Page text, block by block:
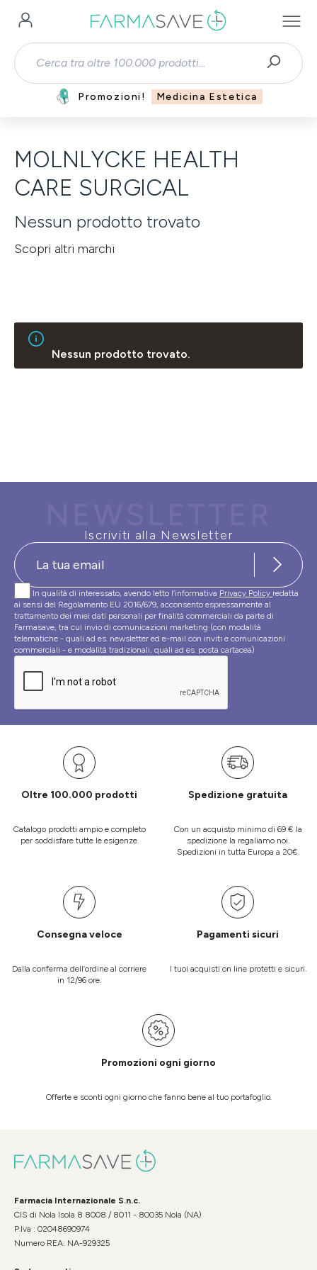
Passa al contenuto principale
Promozioni! Medicina Estetica
MOLNLYCKE HEALTH
CARE SURGICAL
Nessun prodotto trovato
Scopri altri marchi
Nessun prodotto trovato.
Iscriviti alla Newsletter
In qualità di interessato, avendo letto l’informativa Privacy Policy redatta
ai sensi del Regolamento EU 2016/679, acconsento espressamente al
trattamento dei miei dati personali per finalità commerciali da parte di
Farmasave, tra cui invio di comunicazioni marketing (con modalità
telematiche - quali ad es. newsletter ed e-mail con inviti e comunicazioni
commerciali - e modalità tradizionali, quali ad es. posta cartacea)
Oltre 100.000 prodotti
Catalogo prodotti ampio e completo
per soddisfare tutte le esigenze.
Spedizione gratuita
Con un acquisto minimo di 69 € la
spedizione la regaliamo noi.
Spedizioni in tutta Europa a 20€.
Consegna veloce
Dalla conferma dell’ordine al corriere
in 12/96 ore.
Pagamenti sicuri
I tuoi acquisti on line protetti e sicuri.
Promozioni ogni giorno
Offerte e sconti ogni giorno che fanno bene al tuo portafoglio.
Farmacia Internazionale S.n.c.
CIS di Nola Isola 8 8008 / 8011 - 80035 Nola (NA)
P.Iva : 02048690974
Numero REA: NA-929325